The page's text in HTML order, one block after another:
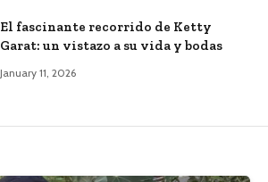
El fascinante recorrido de Ketty
Garat: un vistazo a su vida y bodas
January 11, 2026